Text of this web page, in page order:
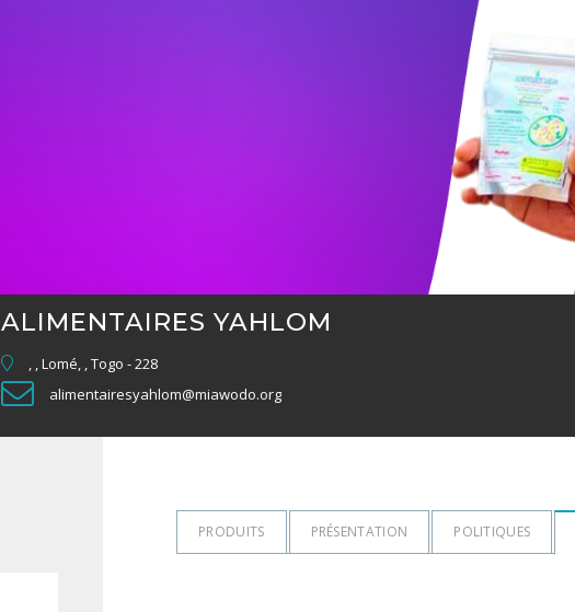
ALIMENTAIRES YAHLOM
, , Lomé, , Togo - 228
alimentairesyahlom@miawodo.org
PRODUITS PRÉSENTATION POLITIQUES